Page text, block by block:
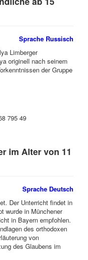
Sprache Russisch
Limberger
originell nach seinem
der Gruppe
795 49
im Alter von 11
Sprache Deutsch
Der Unterricht findet in
wurde in Münchener
in Bayern empfohlen.
des orthodoxen
von
des Glaubens im